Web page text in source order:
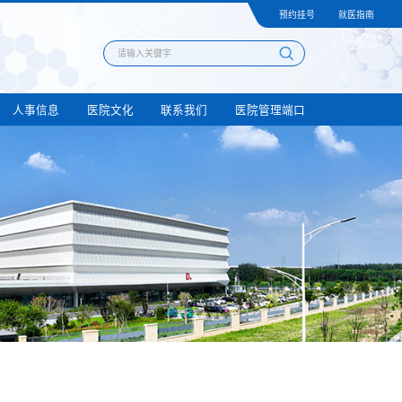
预约挂号 就医指南
人事信息 医院文化 联系我们 医院管理端口